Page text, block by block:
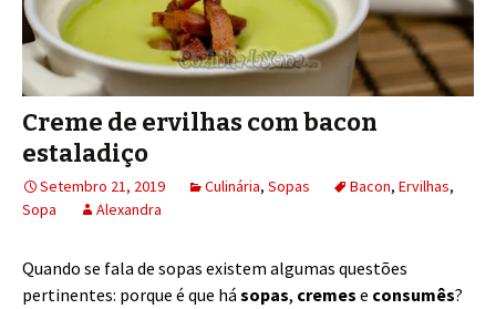
Creme de ervilhas com bacon
estaladiço
Setembro 21, 2019 Culinária, Sopas Bacon, Ervilhas,
Sopa
Alexandra
Quando se fala de sopas existem algumas questões
pertinentes: porque é que há sopas, cremes e consumês?